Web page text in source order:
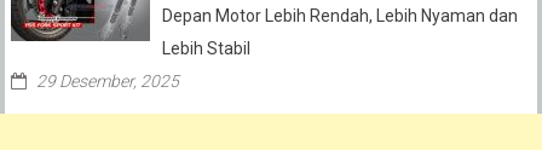
Depan Motor Lebih Rendah, Lebih Nyaman dan
Lebih Stabil
29 Desember, 2025